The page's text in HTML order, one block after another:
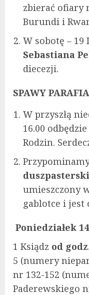
zbierać ofiary
Burundi i
W sobotę – 19
Sebastiana
diecezji.
SPAWY
W przyszłą
16.00
Rodzin.
umieszczony
gablotce i jest
Poniedziałek
1 Ksiądz od
5 (numery
nr 132-152
Paderewskiego